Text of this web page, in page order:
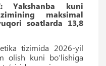
Yakshanba kuni
maksimal
soatlarda 13,8
tizimida 2026-yil
olish kuni bo‘lishiga